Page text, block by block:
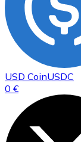
USD CoinUSDC
0 €